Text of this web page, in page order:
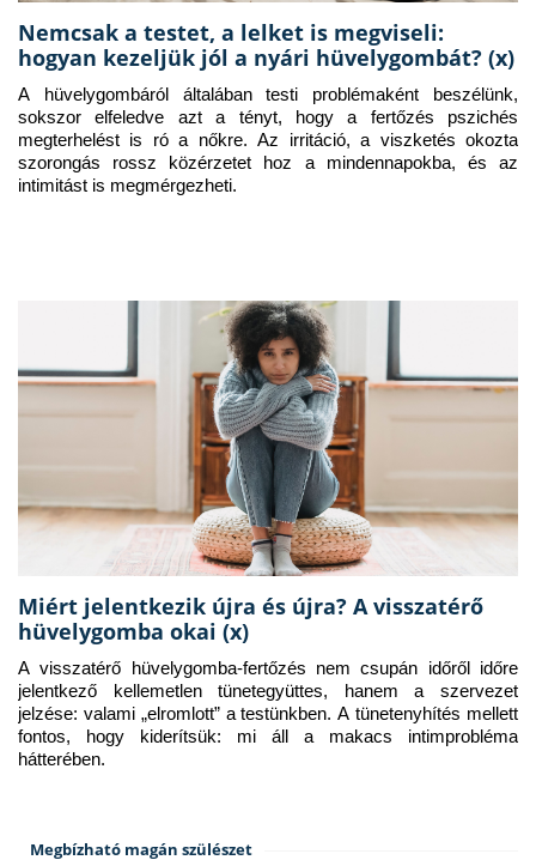
Nemcsak a testet, a lelket is megviseli:
hogyan kezeljük jól a nyári hüvelygombát? (x)
A hüvelygombáról általában testi problémaként beszélünk,
sokszor elfeledve azt a tényt, hogy a fertőzés pszichés
megterhelést is ró a nőkre. Az irritáció, a viszketés okozta
szorongás rossz közérzetet hoz a mindennapokba, és az
intimitást is megmérgezheti.
Miért jelentkezik újra és újra? A visszatérő
hüvelygomba okai (x)
A visszatérő hüvelygomba-fertőzés nem csupán időről időre
jelentkező kellemetlen tünetegyüttes, hanem a szervezet
jelzése: valami „elromlott” a testünkben. A tünetenyhítés mellett
fontos, hogy kiderítsük: mi áll a makacs intimprobléma
hátterében.
Megbízható magán szülészet